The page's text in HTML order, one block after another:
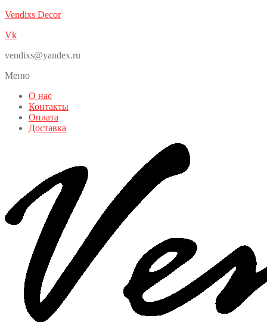
Vendixs Decor
Vk
vendixs@yandex.ru
Меню
О нас
Контакты
Оплата
Доставка